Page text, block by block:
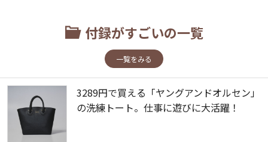
付録がすごいの一覧
一覧をみる
3289円で買える「ヤングアンドオルセン」
の洗練トート。仕事に遊びに大活躍！